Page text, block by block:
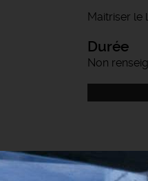
Maitriser le
Durée
Non